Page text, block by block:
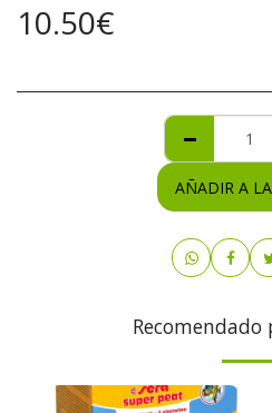
10.50€
AÑADIR A